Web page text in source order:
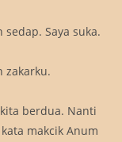
Saya suka.
zakarku.
berdua. Nanti
makcik Anum